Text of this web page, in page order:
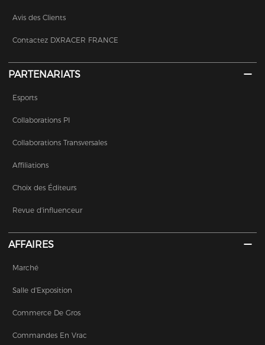
Avis des Clients
Contactez DXRACER FRANCE
PARTENARIATS
Esports
Collaborations PI
Collaborations Transversales
Affiliations
Choix des Éditeurs
Revue d'influenceur
AFFAIRES
Marché
Salle d'Exposition
Commerce De Gros
Commandes En Vrac